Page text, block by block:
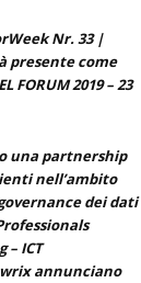
Nr. 33 |
presente come
FORUM 2019 – 23
una partnership
nell’ambito
dei dati
– ICT
annunciano